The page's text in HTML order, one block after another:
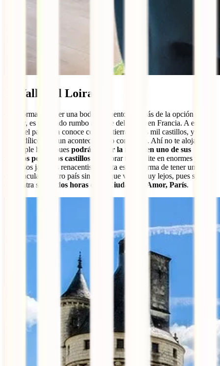
El Valle del Loira
Otra forma de tener una boda de cuento, además de la opción
Disney, es poniendo rumbo al Valle del Loira, en Francia. A esta
zona del país se la conoce como la tierra de los mil castillos, y es un
lugar idílico para un acontecimiento como este. Ahí no te alojarás en
un simple hotel, pues podrás pasar la noche en uno de sus
muchos pequeños castillos y celebrar tu convite en enormes y
preciosos jardines renacentistas. Esta es una forma de tener una boda
espectacular en otro país sin tener que viajar muy lejos, pues se
encuentra solo
a dos horas de la Ciudad del Amor, París.